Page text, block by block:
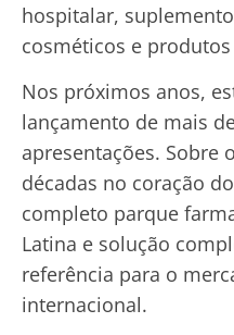
hospitalar,
cosméticos e
Nos próximos anos,
lançamento de mais
apresentações. Sobre
décadas no coração
completo parque
Latina e solução
referência para o
internacional.